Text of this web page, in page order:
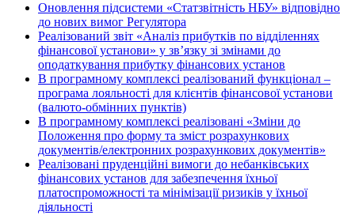
Оновлення підсистеми «Статзвітність НБУ» відповідно
до нових вимог Регулятора
Реалізований звіт «Аналіз прибутків по відділеннях
фінансової установи» у зв’язку зі змінами до
оподаткування прибутку фінансових установ
В програмному комплексі реалізований функціонал –
програма лояльності для клієнтів фінансової установи
(валюто-обмінних пунктів)
В програмному комплексі реалізовані «Зміни до
Положення про форму та зміст розрахункових
документів/електронних розрахункових документів»
Реалізовані пруденційні вимоги до небанківських
фінансових установ для забезпечення їхньої
платоспроможності та мінімізації ризиків у їхньої
діяльності